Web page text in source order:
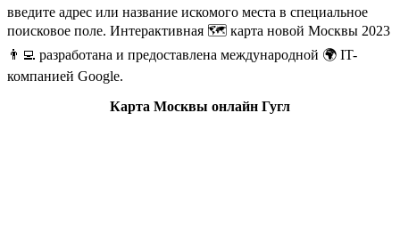
введите адрес или название искомого места в специальное
поисковое поле. Интерактивная 🗺️ карта новой Москвы 2023
👨‍💻 разработана и предоставлена международной 🌍 IT-
компанией Google.
Карта Москвы онлайн Гугл